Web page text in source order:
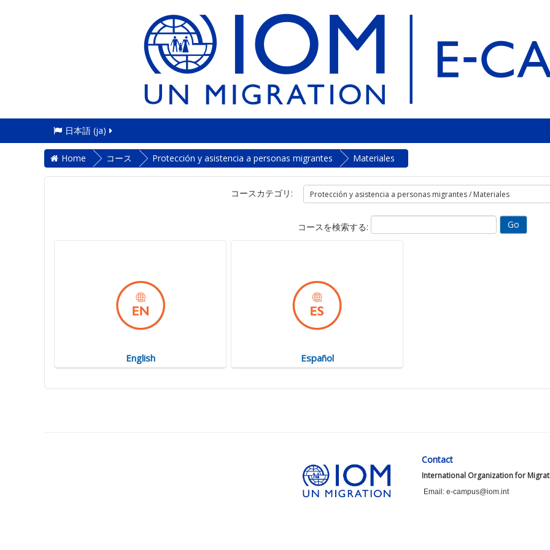
日本語 ‎(ja)‎
Home コース Protección y asistencia a personas migrantes Materiales
コースカテゴリ:
コースを検索する:
English Español
Contact
International Organization for
Email: e-campus@iom.int